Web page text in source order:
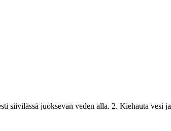
juoksevan veden alla. 2. Kiehauta vesi